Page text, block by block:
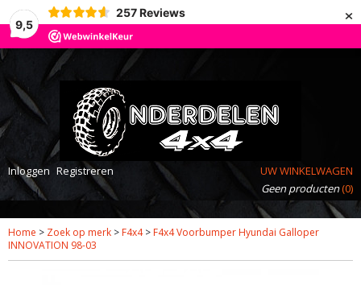
9,5
257 Reviews ×
Inloggen Registreren
UW WINKELWAGEN
Geen producten(0)
Home > Zoek op merk > F4x4> F4x4 Voorbumper Hyundai Galloper
INNOVATION 98-03